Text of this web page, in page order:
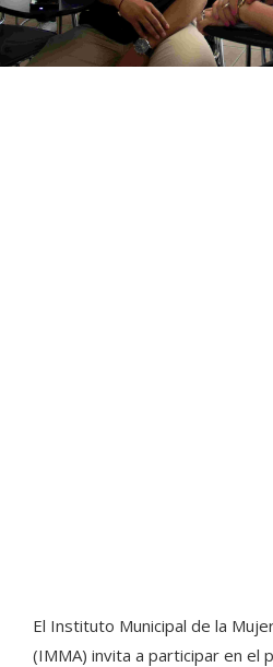
El Instituto Municipal de la
(IMMA) invita a participar en el